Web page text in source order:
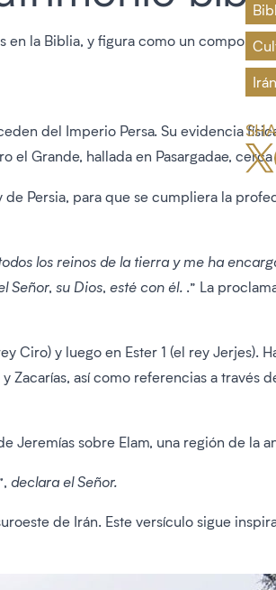
la Biblia, y figura como un
del Imperio Persa. Su evidencia
Grande, hallada en Pasargadae, cerca
de Persia, para que se cumpliera la
los reinos de la tierra y me ha
Señor, su Dios, esté con él. .” La
Ciro) y luego en Ester 1 (el rey Jerjes).
Zacarías, así como referencias a través
Jeremías sobre Elam, una región de la
declara el Señor.
de Irán. Este versículo sigue
Irán